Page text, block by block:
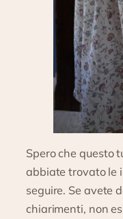
Spero che questo
abbiate trovato le
seguire. Se avete
chiarimenti, non